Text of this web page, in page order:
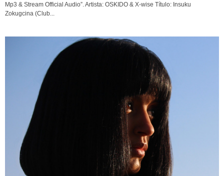
Mp3 & Stream Official Audio”. Artista: OSKIDO & X-wise Título: Insuku
Zokugcina (Club...